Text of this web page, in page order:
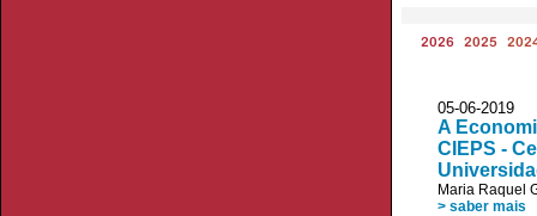
2026 2025
05-06-
A
CIEPS -
Maria Raquel
> saber mais